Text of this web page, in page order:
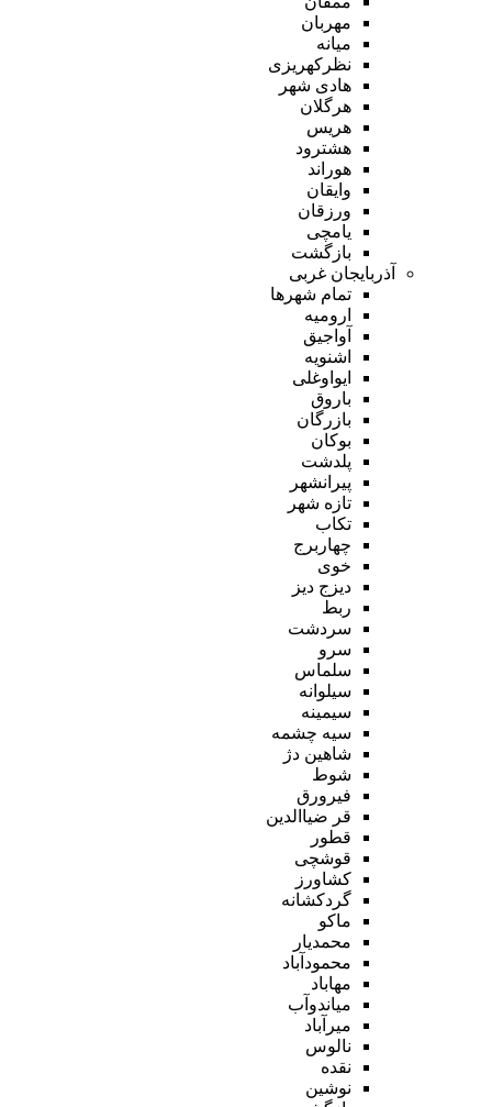
مهربان
میانه
نظرکهریزی
هادی شهر
هرگلان
هریس
هشترود
هوراند
وایقان
ورزقان
یامچی
بازگشت
آذربایجان غربی
تمام شهر‌ها
ارومیه
آواجیق
اشنویه
ایواوغلی
باروق
بازرگان
بوکان
پلدشت
پیرانشهر
تازه شهر
تکاب
چهاربرج
خوی
دیزج دیز
ربط
سردشت
سرو
سلماس
سیلوانه
سیمینه
سیه چشمه
شاهین دژ
شوط
فیرورق
قر ضیاالدین
قطور
قوشچی
کشاورز
گردکشانه
ماکو
محمدیار
محمودآباد
مهاباد
میاندوآب
میرآباد
نالوس
نقده
نوشین